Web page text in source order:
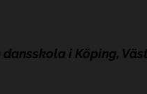
dansskola i Köping,